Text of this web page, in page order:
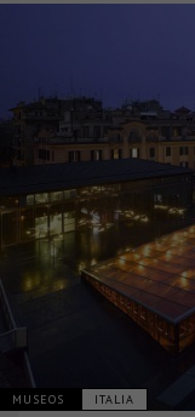
MUSEOS ITALIA